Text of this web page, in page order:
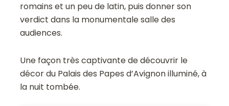
romains et un peu de latin, puis donner son
verdict dans la monumentale salle des
audiences.
Une façon très captivante de découvrir le
décor du Palais des Papes d’Avignon illuminé, à
la nuit tombée.